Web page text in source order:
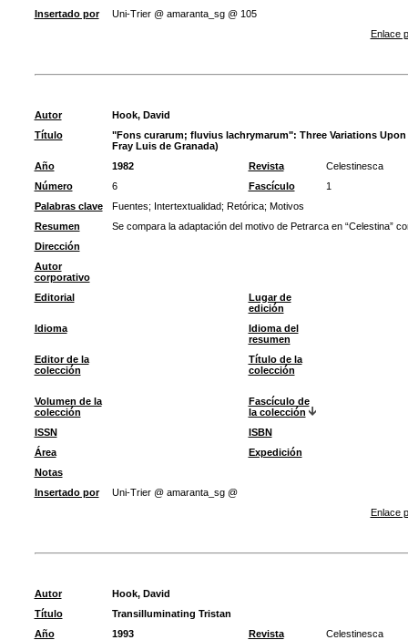
Insertado por
Uni-Trier @ amaranta_sg @ 105
Enlace
Autor
Hook, David
Título
"Fons curarum; fluvius lachrymarum": Three Variations
Fray Luis de Granada)
Año
1982 Revista
Celestinesca
Número
6 Fascículo
1
Palabras clave
Fuentes; Intertextualidad; Retórica; Motivos
Resumen
Se compara la adaptación del motivo de Petrarca en “Celestina”
Dirección
Autor
corporativo
Editorial
Lugar de
edición
Idioma
Idioma del
resumen
Editor de la
colección
Título de la
colección
Volumen de la
colección
Fascículo de
la colección
ISSN
ISBN
Área
Expedición
Notas
Insertado por
Uni-Trier @ amaranta_sg @
Enlace
Autor
Hook, David
Título
Transilluminating Tristan
Año
1993 Revista
Celestinesca